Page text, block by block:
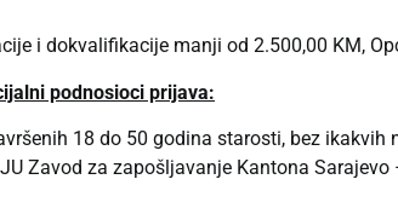
i dokvalifikacije manji od 2.500,00 KM,
podnosioci prijava:
18 do 50 godina starosti, bez
Zavod za zapošljavanje Kantona Sarajevo